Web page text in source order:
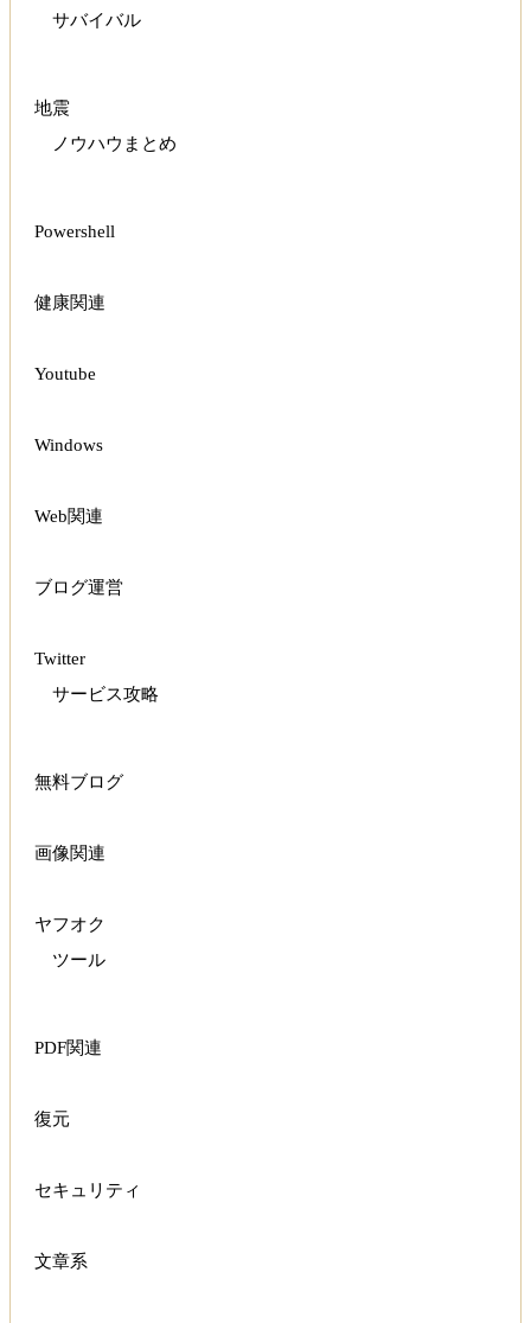
サバイバル
地震
ノウハウまとめ
Powershell
健康関連
Youtube
Windows
Web関連
ブログ運営
Twitter
サービス攻略
無料ブログ
画像関連
ヤフオク
ツール
PDF関連
復元
セキュリティ
文章系